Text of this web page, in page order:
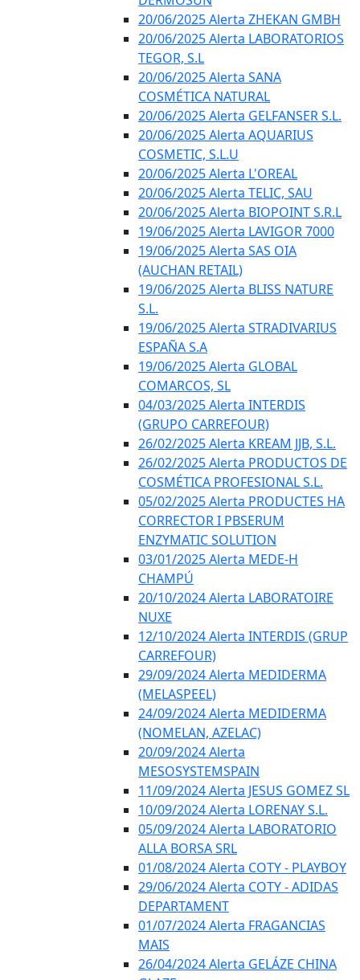
20/06/2025 Alerta ZHEKAN GMBH
20/06/2025 Alerta LABORATORIOS
TEGOR, S.L
20/06/2025 Alerta SANA
COSMÉTICA NATURAL
20/06/2025 Alerta GELFANSER S.L.
20/06/2025 Alerta AQUARIUS
COSMETIC, S.L.U
20/06/2025 Alerta L'OREAL
20/06/2025 Alerta TELIC, SAU
20/06/2025 Alerta BIOPOINT S.R.L
19/06/2025 Alerta LAVIGOR 7000
19/06/2025 Alerta SAS OIA
(AUCHAN RETAIL)
19/06/2025 Alerta BLISS NATURE
S.L.
19/06/2025 Alerta STRADIVARIUS
ESPAÑA S.A
19/06/2025 Alerta GLOBAL
COMARCOS, SL
04/03/2025 Alerta INTERDIS
(GRUPO CARREFOUR)
26/02/2025 Alerta KREAM JJB, S.L.
26/02/2025 Alerta PRODUCTOS DE
COSMÉTICA PROFESIONAL S.L.
05/02/2025 Alerta PRODUCTES HA
CORRECTOR I PBSERUM
ENZYMATIC SOLUTION
03/01/2025 Alerta MEDE-H
CHAMPÚ
20/10/2024 Alerta LABORATOIRE
NUXE
12/10/2024 Alerta INTERDIS (GRUP
CARREFOUR)
29/09/2024 Alerta MEDIDERMA
(MELASPEEL)
24/09/2024 Alerta MEDIDERMA
(NOMELAN, AZELAC)
20/09/2024 Alerta
MESOSYSTEMSPAIN
11/09/2024 Alerta JESUS GOMEZ SL
10/09/2024 Alerta LORENAY S.L.
05/09/2024 Alerta LABORATORIO
ALLA BORSA SRL
01/08/2024 Alerta COTY - PLAYBOY
29/06/2024 Alerta COTY - ADIDAS
DEPARTAMENT
01/07/2024 Alerta FRAGANCIAS
MAIS
26/04/2024 Alerta GELÁZE CHINA